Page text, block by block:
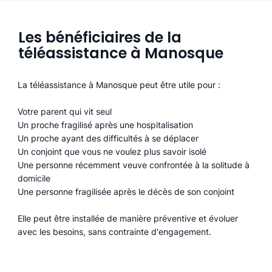
Les bénéficiaires de la
téléassistance à Manosque
La téléassistance à Manosque peut être utile pour :
Votre parent qui vit seul
Un proche fragilisé après une hospitalisation
Un proche ayant des difficultés à se déplacer
Un conjoint que vous ne voulez plus savoir isolé
Une personne récemment veuve confrontée à la solitude à
domicile
Une personne fragilisée après le décès de son conjoint
Elle peut être installée de manière préventive et évoluer
avec les besoins, sans contrainte d'engagement.